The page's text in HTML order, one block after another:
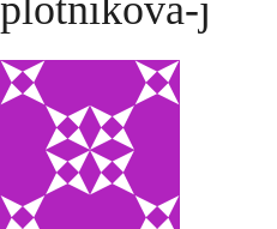
к
содержимому
plotnikova-j